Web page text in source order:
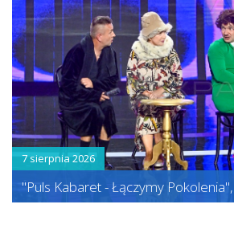
7 sierpnia 2026
"Puls Kabaret - Łączymy Pokolenia",